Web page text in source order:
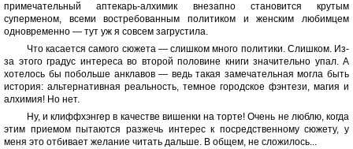
примечательный аптекарь-алхимик внезапно становится крутым
суперменом, всеми востребованным политиком и женским любимцем
одновременно — тут уж я совсем загрустила.
Что касается самого сюжета — слишком много политики. Слишком. Из-
за этого градус интереса во второй половине книги значительно упал. А
хотелось бы побольше анклавов — ведь такая замечательная могла быть
история: альтернативная реальность, темное городское фэнтези, магия и
алхимия! Но нет.
Ну, и клиффхэнгер в качестве вишенки на торте! Очень не люблю, когда
этим приемом пытаются разжечь интерес к посредственному сюжету, у
меня это отбивает желание читать дальше. В общем, не сложилось...